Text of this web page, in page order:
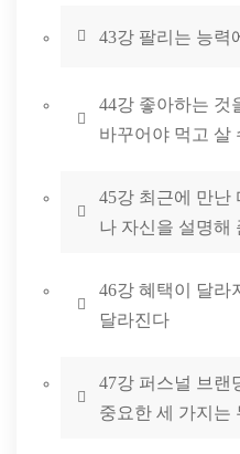
43강 팔리는 능력
44강 좋아하는 것
바꾸어야 먹고 살
45강 최근에 만난
나 자신을 설명해
46강 혜택이 달라
달라진다
47강 퍼스널 브랜
중요한 세 가지는